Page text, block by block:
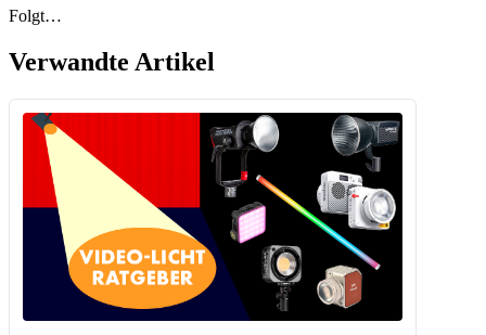
Folgt…
Verwandte Artikel